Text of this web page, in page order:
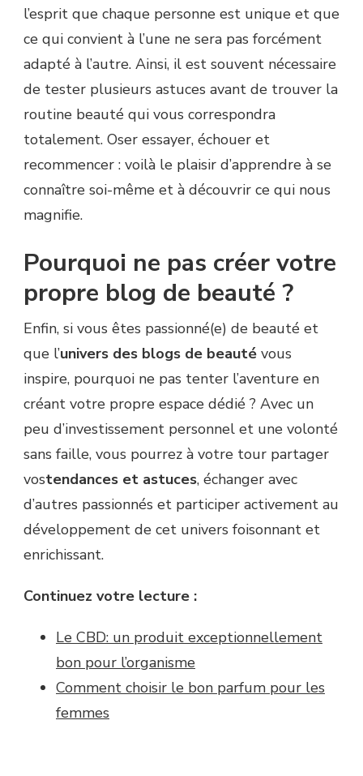
l’esprit que chaque personne est unique et que
ce qui convient à l’une ne sera pas forcément
adapté à l’autre. Ainsi, il est souvent nécessaire
de tester plusieurs astuces avant de trouver la
routine beauté qui vous correspondra
totalement. Oser essayer, échouer et
recommencer : voilà le plaisir d’apprendre à se
connaître soi-même et à découvrir ce qui nous
magnifie.
Pourquoi ne pas créer votre
propre blog de beauté ?
Enfin, si vous êtes passionné(e) de beauté et
que l’univers des blogs de beauté vous
inspire, pourquoi ne pas tenter l’aventure en
créant votre propre espace dédié ? Avec un
peu d’investissement personnel et une volonté
sans faille, vous pourrez à votre tour partager
vostendances et astuces, échanger avec
d’autres passionnés et participer activement au
développement de cet univers foisonnant et
enrichissant.
Continuez votre lecture :
Le CBD: un produit exceptionnellement
bon pour l’organisme
Comment choisir le bon parfum pour les
femmes